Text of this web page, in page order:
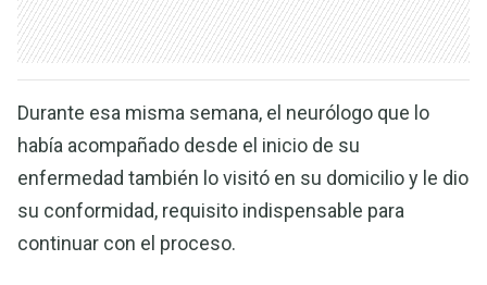
Durante esa misma semana, el neurólogo que lo
había acompañado desde el inicio de su
enfermedad también lo visitó en su domicilio y le dio
su conformidad, requisito indispensable para
continuar con el proceso.